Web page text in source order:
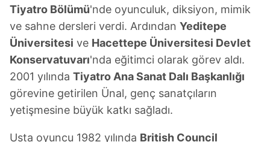
Tiyatro Bölümü'nde oyunculuk, diksiyon, mimik
ve sahne dersleri verdi. Ardından Yeditepe
Üniversitesi ve Hacettepe Üniversitesi Devlet
Konservatuvarı'nda eğitimci olarak görev aldı.
2001 yılında Tiyatro Ana Sanat Dalı Başkanlığı
görevine getirilen Ünal, genç sanatçıların
yetişmesine büyük katkı sağladı.
Usta oyuncu 1982 yılında British Council